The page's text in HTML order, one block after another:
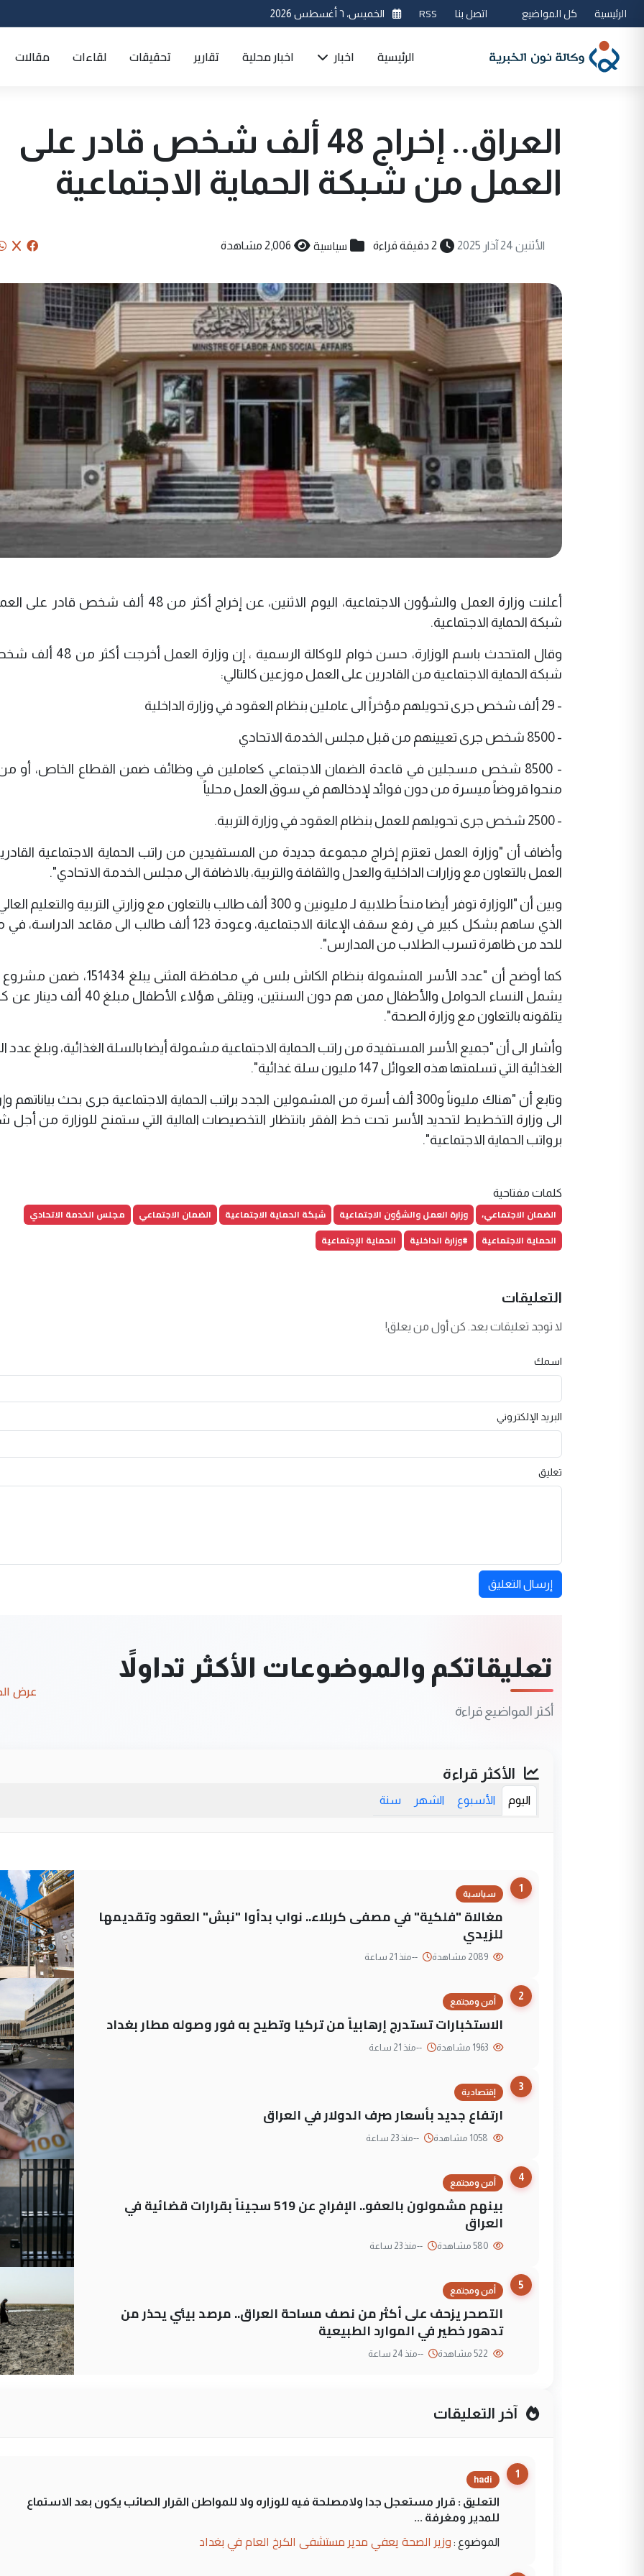
الرئيسية كل المواضيع اتصل بنا RSS الخميس، ٦ أغسطس 2026
الرئيسية اخبار اخبار محلية تقارير تحقيقات لقاءات مقالات
العراق.. إخراج 48 ألف شخص قادر على
العمل من شبكة الحماية الاجتماعية
الأثنين 24 آذار 2025 2 دقيقة قراءة سياسية 2,006 مشاهدة
أعلنت وزارة العمل والشؤون الاجتماعية، اليوم الاثنين، عن إخراج أكثر من 48 ألف
شبكة الحماية الاجتماعية.
وقال المتحدث باسم الوزارة، حسن خوام للوكالة الرسمية
شبكة الحماية الاجتماعية من القادرين على العمل موزعين كالتالي:
- 29 ألف شخص جرى تحويلهم مؤخراً الى عاملين بنظام العقود في وزارة الداخلية
- 8500 شخص جرى تعيينهم من قبل مجلس الخدمة الاتحادي
- 8500 شخص مسجلين في قاعدة الضمان الاجتماعي كعاملين في وظائف ضمن القطاع الخاص، أو
منحوا قروضاً ميسرة من دون فوائد لإدخالهم في سوق العمل محلياً
- 2500 شخص جرى تحويلهم للعمل بنظام العقود في وزارة التربية.
وأضاف أن "وزارة العمل تعتزم إخراج مجموعة جديدة من المستفيدين من راتب الحماية الاجتماعية
العمل بالتعاون مع وزارات الداخلية والعدل والثقافة والتربية، بالاضافة الى مجلس الخدمة الاتحادي".
وبين أن "الوزارة توفر أيضا منحاً طلابية لـ مليونين و 300 ألف طالب بالتعاون مع وزارتي التربية
الذي ساهم بشكل كبير في رفع سقف الإعانة الاجتماعية، وعودة 123 ألف طالب الى مقاعد
للحد من ظاهرة تسرب الطلاب من المدارس".
كما أوضح أن "عدد الأسر المشمولة بنظام الكاش بلس في محافظة المثنى
يشمل النساء الحوامل والأطفال ممن هم دون السنتين، ويتلقى هؤلاء
يتلقونه بالتعاون مع وزارة الصحة".
وأشار الى أن "جميع الأسر المستفيدة من راتب الحماية الاجتماعية مشمولة أيضا بالسلة الغذائية، وبلغ عدد
الغذائية التي تسلمتها هذه العوائل 147 مليون سلة غذائية".
وتابع أن "هناك مليوناً و300 ألف أسرة من المشمولين الجدد براتب الحماية الاجتماعية جرى بحث بياناتهم
الى وزارة التخطيط لتحديد الأسر تحت خط الفقر بانتظار التخصيصات المالية التي ستمنح للوزارة من أجل
برواتب الحماية الاجتماعية".
كلمات مفتاحية
الضمان الاجتماعي، وزارة العمل والشؤون الاجتماعية شبكة الحماية الاجتماعية الضمان الاجتماعي
مجلس الخدمة الاتحادي
الحماية الاجتماعية
#وزارة الداخلية الحماية الإجتماعية
التعليقات
لا توجد تعليقات بعد. كن أول من يعلق!
اسمك
البريد الإلكتروني
تعليق
إرسال التعليق
تعليقاتكم والموضوعات الأكثر تداولاً
أكثر المواضيع قراءة
عرض
الأكثر قراءة
اليوم الأسبوع الشهر سنة
1
سياسية
مغالاة "فلكية" في مصفى كربلاء.. نواب بدأوا "نبش" العقود وتقديمها
للزيدي
--منذ 21 ساعة
2
أمن ومجتمع
الاستخبارات تستدرج إرهابياً من تركيا وتطيح به فور وصوله مطار بغداد
--منذ 21 ساعة
3
إقتصادية
ارتفاع جديد بأسعار صرف الدولار في العراق
--منذ 23 ساعة
4
أمن ومجتمع
بينهم مشمولون بالعفو.. الإفراج عن 519 سجيناً بقرارات قضائية في
العراق
--منذ 23 ساعة
5
أمن ومجتمع
التصحر يزحف على أكثر من نصف مساحة العراق.. مرصد بيئي يحذر من
تدهور خطير في الموارد الطبيعية
--منذ 24 ساعة
آخر التعليقات
1
hadi
التعليق : قرار مستعجل جدا ولامصلحة فيه للوزاره ولا للمواطن القرار الصائب يكون بعد الاستماع
للمدير ومغرفة ...
الموضوع : وزير الصحة يعفي مدير مستشفى الكرخ العام في بغداد